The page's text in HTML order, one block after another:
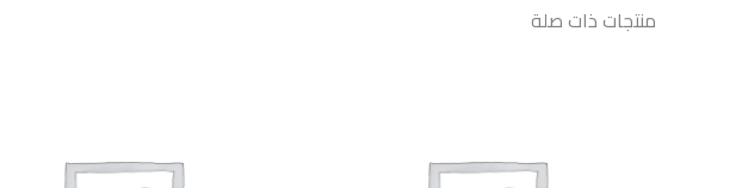
منتجات ذات صلة